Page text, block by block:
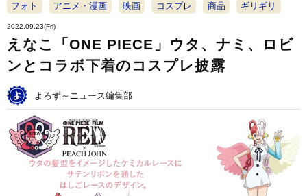
フォト アニメ・漫画 映画 コスプレ 商品 ギリギリ
2022.09.23(Fri)
えなこ「ONE PIECE」ウタ、ナミ、ロビ
ンとコラボ下着のコスプレ披露
よろず～ニュース編集部